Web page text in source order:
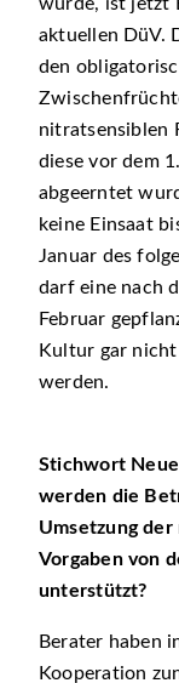
aktuellen DüV.
den
nitratsensiblen
diese vor dem
abgeerntet
keine Einsaat
Januar des
darf eine nach
Februar
Kultur gar
werden.
Stichwort
werden die
Umsetzung der
Vorgaben von
unterstützt?
Berater haben
Kooperation